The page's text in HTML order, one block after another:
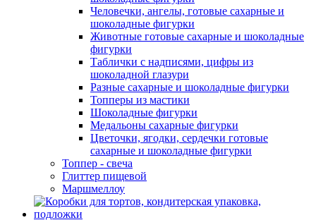
Человечки, ангелы, готовые сахарные и
шоколадные фигурки
Животные готовые сахарные и шоколадные
фигурки
Таблички с надписями, цифры из
шоколадной глазури
Разные сахарные и шоколадные фигурки
Топперы из мастики
Шоколадные фигурки
Медальоны сахарные фигурки
Цветочки, ягодки, сердечки готовые
сахарные и шоколадные фигурки
Топпер - свеча
Глиттер пищевой
Маршмеллоу